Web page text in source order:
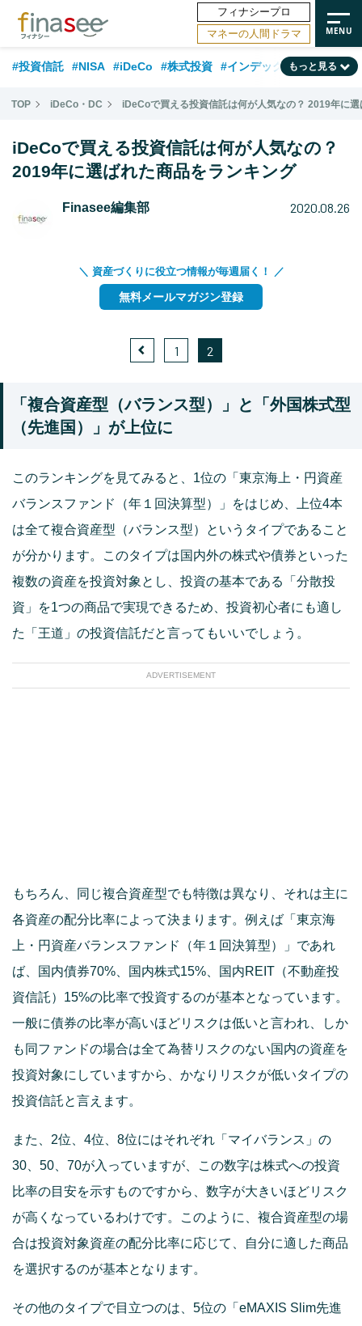
フィナシープロ
マネーの人間ドラマ
#投資信託 #NISA #iDeCo #株式投資 #インデックスファンド
#相談事例 #相続・贈与 #FP #新NISA #ランキング #日本株
#フィナンシャル・ウェルビーイング #老後 #金融用語解説
もっと見る
TOP iDeCo・DC iDeCoで買える投資信託は何が人気なの？ 2019年に
iDeCoで買える投資信託は何が人気なの？
2019年に選ばれた商品をランキング
Finasee編集部 2020.08.26
＼ 資産づくりに役立つ情報が毎週届く！ ／
無料メールマガジン登録
1 2
「複合資産型（バランス型）」と「外国株式型
（先進国）」が上位に
このランキングを見てみると、1位の「東京海上・円資産
バランスファンド（年１回決算型）」をはじめ、上位4本
は全て複合資産型（バランス型）というタイプであること
が分かります。このタイプは国内外の株式や債券といった
複数の資産を投資対象とし、投資の基本である「分散投
資」を1つの商品で実現できるため、投資初心者にも適し
た「王道」の投資信託だと言ってもいいでしょう。
ADVERTISEMENT
もちろん、同じ複合資産型でも特徴は異なり、それは主に
各資産の配分比率によって決まります。例えば「東京海
上・円資産バランスファンド（年１回決算型）」であれ
ば、国内債券70%、国内株式15%、国内REIT（不動産投
資信託）15%の比率で投資するのが基本となっています。
一般に債券の比率が高いほどリスクは低いと言われ、しか
も同ファンドの場合は全て為替リスクのない国内の資産を
投資対象にしていますから、かなりリスクが低いタイプの
投資信託と言えます。
また、2位、4位、8位にはそれぞれ「マイバランス」の
30、50、70が入っていますが、この数字は株式への投資
比率の目安を示すものですから、数字が大きいほどリスク
が高くなっているわけです。このように、複合資産型の場
合は投資対象資産の配分比率に応じて、自分に適した商品
を選択するのが基本となります。
その他のタイプで目立つのは、5位の「eMAXIS Slim先進